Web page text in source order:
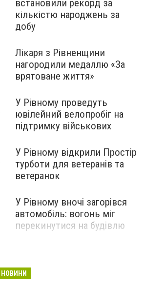
встановили рекорд за
кількістю народжень за
добу
Лікаря з Рівненщини
нагородили медаллю «За
врятоване життя»
У Рівному проведуть
ювілейний велопробіг на
підтримку військових
У Рівному відкрили Простір
турботи для ветеранів та
ветеранок
У Рівному вночі загорівся
автомобіль: вогонь міг
перекинутися на будівлю